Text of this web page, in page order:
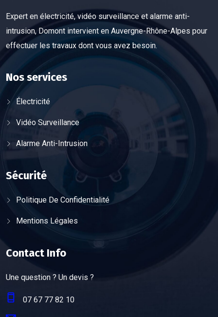
Expert en électricité, vidéo surveillance et alarme anti-
intrusion, Domont intervient en Auvergne-Rhône-Alpes pour
effectuer les travaux dont vous avez besoin.
Nos services
Électricité
Vidéo Surveillance
Alarme Anti-Intrusion
Sécurité
Politique De Confidentialité
Mentions Légales
Contact Info
Une question ? Un devis ?
07 67 77 82 10